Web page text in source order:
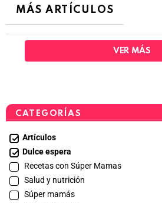
MÁS ARTÍCULOS
VER MÁS
CATEGORÍAS
Artículos
Dulce espera
Recetas con Súper Mamas
Salud y nutrición
Súper mamás